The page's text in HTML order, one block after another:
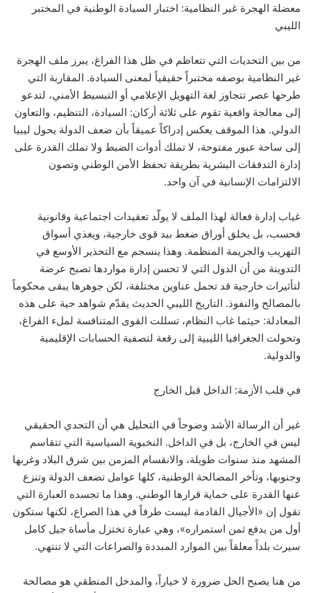
معضلة الهجرة غير النظامية: اختبار السيادة الوطنية في المختبر
الليبي
من بين التحديات التي تتعاظم في ظل هذا الفراغ، يبرز ملف الهجرة
غير النظامية بوصفه مختبراً حقيقياً لمعنى السيادة. المقاربة التي
طرحها عصر تتجاوز لغة التهويل الإعلامي أو التبسيط الأمني، لتدعو
إلى معالجة واقعية تقوم على ثلاثة أركان: السيادة، التنظيم، والتعاون
الدولي. هذا الموقف يعكس إدراكاً عميقاً بأن ضعف الدولة يحول ليبيا
إلى ساحة عبور مفتوحة، لا تملك أدوات الضبط ولا تملك القدرة على
إدارة التدفقات البشرية بطريقة تحفظ الأمن الوطني وتصون
الالتزامات الإنسانية في آن واحد.
غياب إدارة فعالة لهذا الملف لا يولّد تعقيدات اجتماعية وقانونية
فحسب، بل يخلق أوراق ضغط بيد قوى خارجية، ويغذي أسواق
التهريب والجريمة المنظمة. وهذا ينسجم مع التحذير الأوسع في
التدوينة من أن الدول التي لا تحسن إدارة مواردها تصبح عرضة
لتأثيرات خارجية قد تحمل عناوين مختلفة، لكن جوهرها يبقى محكوماً
بالمصالح والنفوذ. التاريخ الليبي الحديث يقدّم شواهد حية على هذه
المعادلة: حيثما غاب النظام، تسللت القوى المتنافسة لملء الفراغ،
وتحولت الجغرافيا الليبية إلى رقعة لتصفية الحسابات الإقليمية
والدولية.
في قلب الأزمة: الداخل قبل الخارج
غير أن الرسالة الأشد وضوحاً في التحليل هي أن التحدي الحقيقي
ليس في الخارج، بل في الداخل. النخبوية السياسية التي تتقاسم
المشهد منذ سنوات طويلة، والانقسام المزمن بين شرق البلاد وغربها
وجنوبها، وتأخر المصالحة الوطنية، كلها عوامل تضعف الدولة وتنزع
عنها القدرة على حماية قرارها الوطني. وهذا ما تجسده العبارة التي
تقول إن «الأجيال القادمة ليست طرفاً في هذا الصراع، لكنها ستكون
أول من يدفع ثمن استمراره»، وهي عبارة تختزل مأساة جيل كامل
سيرث بلداً معلقاً بين الموارد المبددة والصراعات التي لا تنتهي.
من هنا يصبح الحل ضرورة لا خياراً، والمدخل المنطقي هو مصالحة